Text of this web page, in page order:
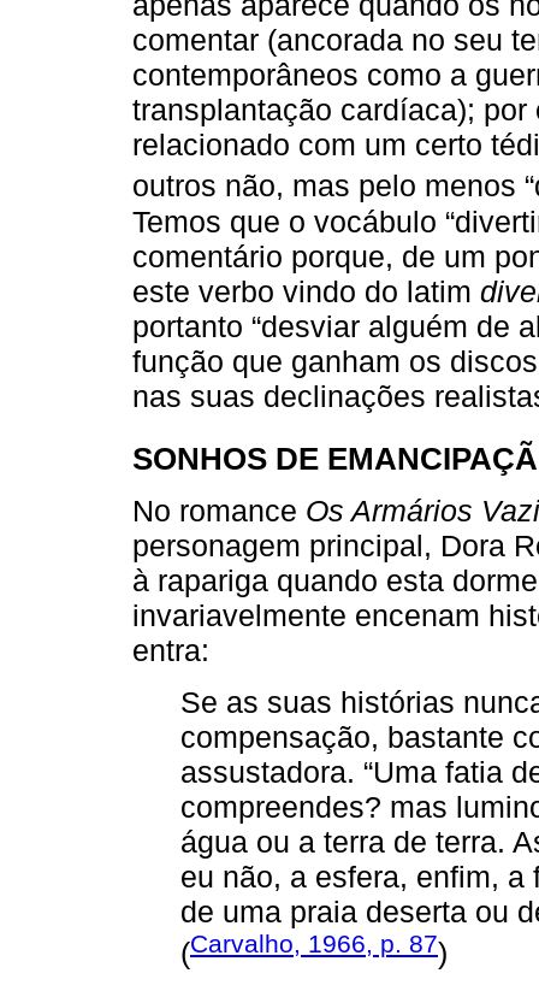
comentar (ancorada no seu
contemporâneos como a
transplantação cardíaca);
relacionado com um certo
outros não, mas pelo menos
Temos que o vocábulo
comentário porque, de um
este verbo vindo do latim
portanto “desviar alguém de
função que ganham os
nas suas declinações
SONHOS DE
No romance Os Armários
personagem principal, Dora
à rapariga quando esta
invariavelmente encenam
entra:
Se as suas histórias
compensação, bastante
assustadora. “Uma fatia
compreendes? mas
água ou a terra de terra.
eu não, a esfera, enfim,
de uma praia deserta ou
(Carvalho, 1966, p. 87)